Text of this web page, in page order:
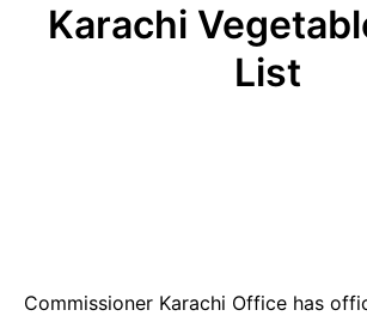
Karachi
List
Commissioner Karachi Office has